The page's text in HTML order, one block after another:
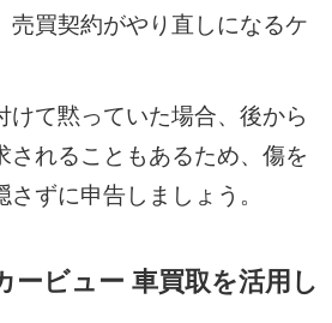
売買契約がやり直しになるケ
けて黙っていた場合、後から
されることもあるため、傷を
ずに申告しましょう。
ービュー 車買取を活用し